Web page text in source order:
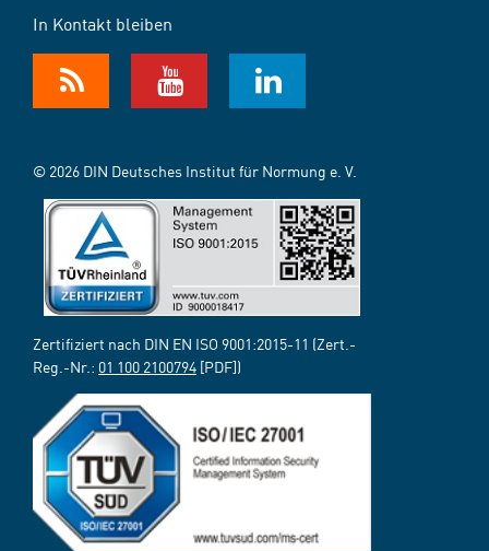
In Kontakt bleiben
© 2026 DIN Deutsches Institut für Normung e. V.
Zertifiziert nach DIN EN ISO 9001:2015-11 (Zert.-
Reg.-Nr.: 01 100 2100794 [PDF])